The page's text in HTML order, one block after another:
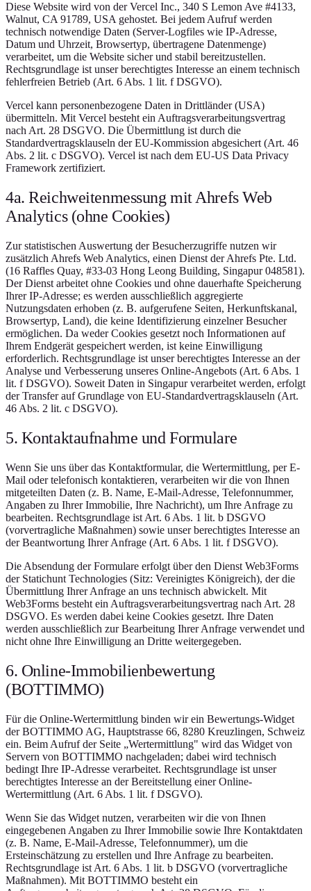
Diese Website wird von der Vercel Inc., 340 S Lemon Ave #4133,
Walnut, CA 91789, USA gehostet. Bei jedem Aufruf werden
technisch notwendige Daten (Server-Logfiles wie IP-Adresse,
Datum und Uhrzeit, Browsertyp, übertragene Datenmenge)
verarbeitet, um die Website sicher und stabil bereitzustellen.
Rechtsgrundlage ist unser berechtigtes Interesse an einem technisch
fehlerfreien Betrieb (Art. 6 Abs. 1 lit. f DSGVO).
Vercel kann personenbezogene Daten in Drittländer (USA)
übermitteln. Mit Vercel besteht ein Auftragsverarbeitungsvertrag
nach Art. 28 DSGVO. Die Übermittlung ist durch die
Standardvertragsklauseln der EU-Kommission abgesichert (Art. 46
Abs. 2 lit. c DSGVO). Vercel ist nach dem EU-US Data Privacy
Framework zertifiziert.
4a. Reichweitenmessung mit Ahrefs Web
Analytics (ohne Cookies)
Zur statistischen Auswertung der Besucherzugriffe nutzen wir
zusätzlich Ahrefs Web Analytics, einen Dienst der Ahrefs Pte. Ltd.
(16 Raffles Quay, #33-03 Hong Leong Building, Singapur 048581).
Der Dienst arbeitet ohne Cookies und ohne dauerhafte Speicherung
Ihrer IP-Adresse; es werden ausschließlich aggregierte
Nutzungsdaten erhoben (z. B. aufgerufene Seiten, Herkunftskanal,
Browsertyp, Land), die keine Identifizierung einzelner Besucher
ermöglichen. Da weder Cookies gesetzt noch Informationen auf
Ihrem Endgerät gespeichert werden, ist keine Einwilligung
erforderlich. Rechtsgrundlage ist unser berechtigtes Interesse an der
Analyse und Verbesserung unseres Online-Angebots (Art. 6 Abs. 1
lit. f DSGVO). Soweit Daten in Singapur verarbeitet werden, erfolgt
der Transfer auf Grundlage von EU-Standardvertragsklauseln (Art.
46 Abs. 2 lit. c DSGVO).
5. Kontaktaufnahme und Formulare
Wenn Sie uns über das Kontaktformular, die Wertermittlung, per E-
Mail oder telefonisch kontaktieren, verarbeiten wir die von Ihnen
mitgeteilten Daten (z. B. Name, E-Mail-Adresse, Telefonnummer,
Angaben zu Ihrer Immobilie, Ihre Nachricht), um Ihre Anfrage zu
bearbeiten. Rechtsgrundlage ist Art. 6 Abs. 1 lit. b DSGVO
(vorvertragliche Maßnahmen) sowie unser berechtigtes Interesse an
der Beantwortung Ihrer Anfrage (Art. 6 Abs. 1 lit. f DSGVO).
Die Absendung der Formulare erfolgt über den Dienst Web3Forms
der Statichunt Technologies (Sitz: Vereinigtes Königreich), der die
Übermittlung Ihrer Anfrage an uns technisch abwickelt. Mit
Web3Forms besteht ein Auftragsverarbeitungsvertrag nach Art. 28
DSGVO. Es werden dabei keine Cookies gesetzt. Ihre Daten
werden ausschließlich zur Bearbeitung Ihrer Anfrage verwendet und
nicht ohne Ihre Einwilligung an Dritte weitergegeben.
6. Online-Immobilienbewertung
(BOTTIMMO)
Für die Online-Wertermittlung binden wir ein Bewertungs-Widget
der BOTTIMMO AG, Hauptstrasse 66, 8280 Kreuzlingen, Schweiz
ein. Beim Aufruf der Seite „Wertermittlung" wird das Widget von
Servern von BOTTIMMO nachgeladen; dabei wird technisch
bedingt Ihre IP-Adresse verarbeitet. Rechtsgrundlage ist unser
berechtigtes Interesse an der Bereitstellung einer Online-
Wertermittlung (Art. 6 Abs. 1 lit. f DSGVO).
Wenn Sie das Widget nutzen, verarbeiten wir die von Ihnen
eingegebenen Angaben zu Ihrer Immobilie sowie Ihre Kontaktdaten
(z. B. Name, E-Mail-Adresse, Telefonnummer), um die
Ersteinschätzung zu erstellen und Ihre Anfrage zu bearbeiten.
Rechtsgrundlage ist Art. 6 Abs. 1 lit. b DSGVO (vorvertragliche
Maßnahmen). Mit BOTTIMMO besteht ein